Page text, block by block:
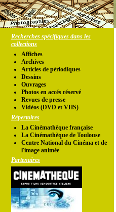
Recherches spécifiques dans les
collections
Affiches
Archives
Articles de périodiques
Dessins
Ouvrages
Photos en accés réservé
Revues de presse
Vidéos (DVD et VHS)
Répertoires
La Cinémathèque française
La Cinémathèque de Toulouse
Centre National du Cinéma et de
l'image animée
Partenaires